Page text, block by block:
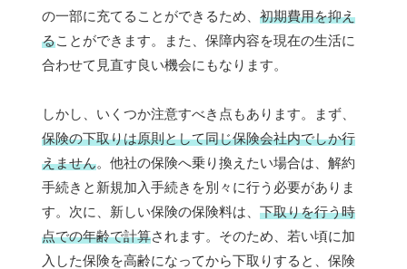
の一部に充てることができるため、 初期費用を抑え
ることができます。また、保障内容を現在の生活に
合わせて見直す良い機会にもなります。
しかし、いくつか注意すべき点もあります。まず、
保険の下取りは原則として同じ保険会社内でしか行
えません。他社の保険へ乗り換えたい場合は、解約
手続きと新規加入手続きを別々に行う必要がありま
す。次に、新しい保険の保険料は、 下取りを行う時
点での年齢で計算されます。そのため、若い頃に加
入した保険を高齢になってから下取りすると、保険